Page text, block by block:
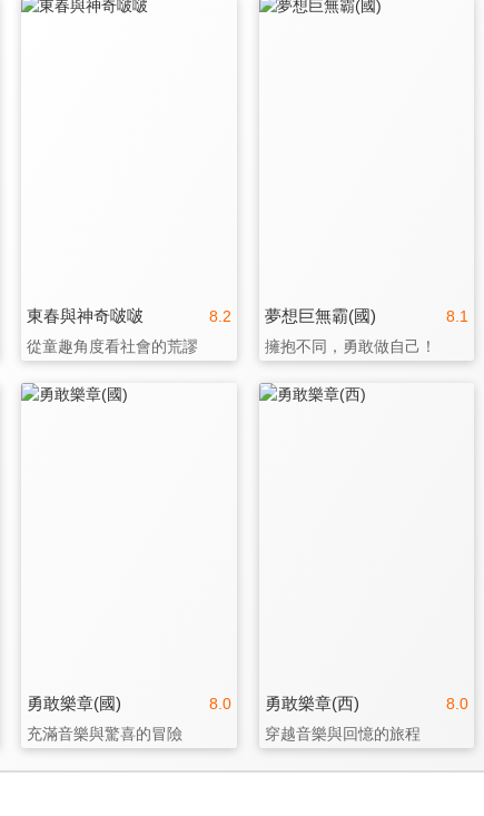
8.2
東春與神奇啵啵
從童趣角度看社會的荒謬
8.1
夢想巨無霸(國)
擁抱不同，勇敢做自己！
8.0
勇敢樂章(國)
充滿音樂與驚喜的冒險
8.0
勇敢樂章(西)
穿越音樂與回憶的旅程